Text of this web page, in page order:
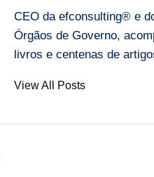
CEO da efconsulting® e
Órgãos de Governo,
livros e centenas de
View All Posts